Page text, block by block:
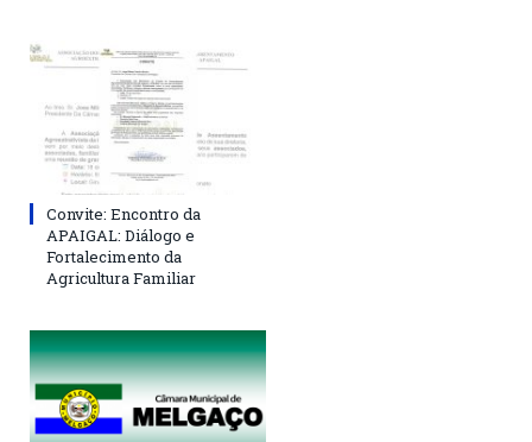
Convite: Encontro da
APAIGAL: Diálogo e
Fortalecimento da
Agricultura Familiar